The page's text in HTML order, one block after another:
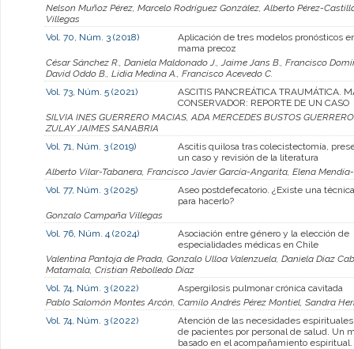
Nelson Muñoz Pérez, Marcelo Rodríguez González, Alberto Pérez-
Villegas
Vol. 70, Núm. 3 (2018)
Aplicación de tres modelos pronósticos
mama precoz
César Sánchez R., Daniela Maldonado J., Jaime Jans B., Francisco
David Oddo B., Lidia Medina A., Francisco Acevedo C.
Vol. 73, Núm. 5 (2021)
ASCITIS PANCREÁTICA TRAUMÁTICA.
CONSERVADOR: REPORTE DE UN CASO
SILVIA INES GUERRERO MACIAS, ADA MERCEDES BUSTOS
ZULAY JAIMES SANABRIA
Vol. 71, Núm. 3 (2019)
Ascitis quilosa tras colecistectomía,
un caso y revisión de la literatura
Alberto Vilar-Tabanera, Francisco Javier García-Angarita, Elena
Vol. 77, Núm. 3 (2025)
Aseo postdefecatorio. ¿Existe una
para hacerlo?
Gonzalo Campaña Villegas
Vol. 76, Núm. 4 (2024)
Asociación entre género y la elección de
especialidades médicas en Chile
Valentina Pantoja de Prada, Gonzalo Ulloa Valenzuela, Daniela Diaz
Matamala, Cristian Rebolledo Díaz
Vol. 74, Núm. 3 (2022)
Aspergilosis pulmonar crónica cavitada
Pablo Salomón Montes Arcón, Camilo Andrés Pérez Montiel, Sandra
Vol. 74, Núm. 3 (2022)
Atención de las necesidades
de pacientes por personal de salud. Un
basado en el acompañamiento espiritual.